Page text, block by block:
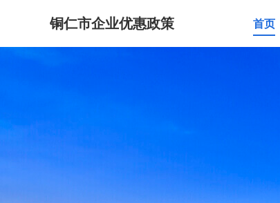
铜仁市企业优惠政策 首页